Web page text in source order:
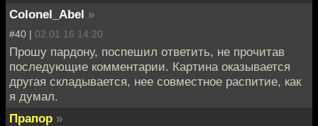
Colonel_Abel »
#40 | 02.01.16 14:20
Прошу пардону, поспешил ответить, не прочитав
последующие комментарии. Картина оказывается
другая складывается, нее совместное распитие, как
я думал.
Прапор »